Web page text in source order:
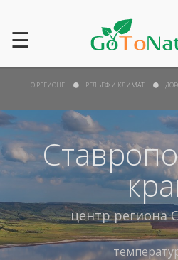
☰
центр региона
О РЕГИОНЕ РЕЛЬЕФ И КЛИМАТ